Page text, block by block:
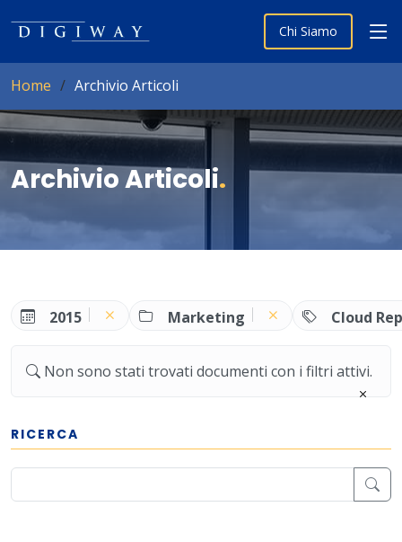
Chi Siamo
Home Archivio Articoli
Archivio Articoli.
2015 Marketing Cloud
Non sono stati trovati documenti con i filtri attivi.
RICERCA